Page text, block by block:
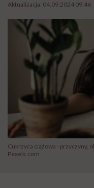
Aktualizacja: 04.09.2024 09:46
Cukrzyca ciążowa - przyczyny,
Pexels.com